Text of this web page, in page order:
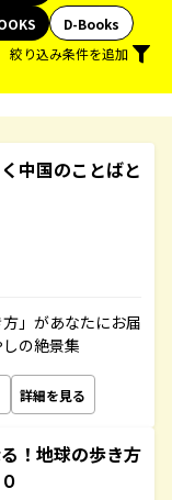
D-Books
絞り込み条件を追加
中国のことばと
」があなたにお届
の絶景集
詳細を見る
！地球の歩き方